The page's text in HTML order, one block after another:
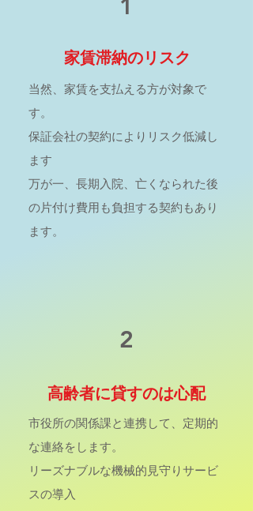
1
家賃滞納のリスク
当然、家賃を支払える方が対象で
す。
保証会社の契約によりリスク低減し
ます
万が一、長期入院、亡くなられた後
の片付け費用も負担する契約もあり
ます。
2
高齢者に貸すのは心配
市役所の関係課と連携して、定期的
な連絡をします。
リーズナブルな機械的見守りサービ
スの導入